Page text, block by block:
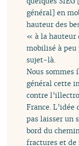
général] en
hauteur des
« à la hauteur
mobilisé à peu
sujet-là.
Nous sommes
général cette
contre
France. L’idée
pas laisser un
bord du
fractures et